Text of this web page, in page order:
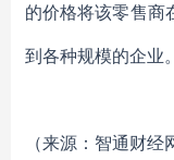
的价格将该零售商
到各种规模的企业。
（来源：智通财经